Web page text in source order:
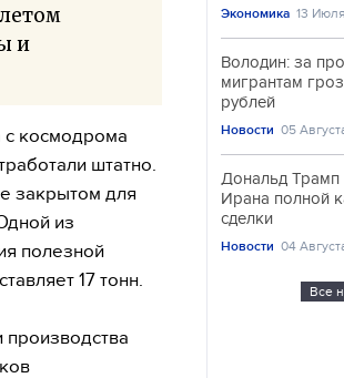
и
с космодрома
штатно.
закрытом для
из
полезной
17 тонн.
производства
Экономика 13
Володин: за
мигрантам
рублей
Новости 05
Дональд Трамп
Ирана полной
сделки
Новости 04
Все